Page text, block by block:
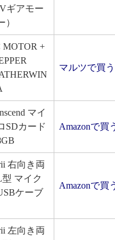
ギアモー
）
MOTOR +
マルツで買う
マイ
SDカード
Amazonで買
右向き両
マイク
ケーブ
Amazonで買
左向き両